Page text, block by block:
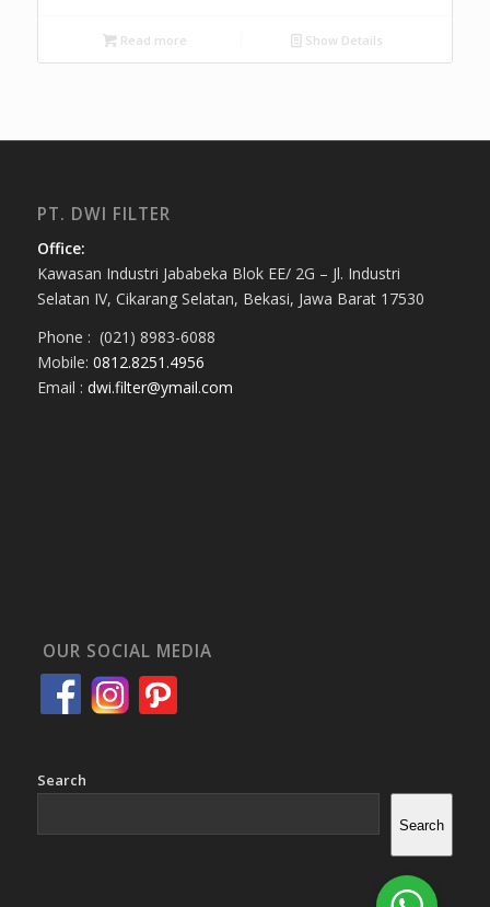
Read more Show Details
PT. DWI FILTER
Office:
Kawasan Industri Jababeka Blok EE/ 2G – Jl. Industri
Selatan IV, Cikarang Selatan, Bekasi, Jawa Barat 17530
Phone : (021) 8983-6088
Mobile: 0812.8251.4956
Email : dwi.filter@ymail.com
OUR SOCIAL MEDIA
Search
Search